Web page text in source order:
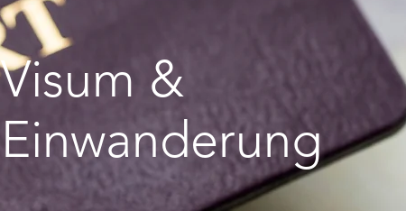
Visum &
Einwanderung